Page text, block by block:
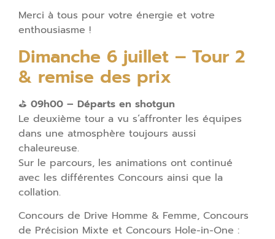
Merci à tous pour votre énergie et votre
enthousiasme !
Dimanche 6 juillet – Tour 2
& remise des prix
⛳ 09h00 – Départs en shotgun
Le deuxième tour a vu s’affronter les équipes
dans une atmosphère toujours aussi
chaleureuse.
Sur le parcours, les animations ont continué
avec les différentes Concours ainsi que la
collation.
Concours de Drive Homme & Femme, Concours
de Précision Mixte et Concours Hole-in-One :